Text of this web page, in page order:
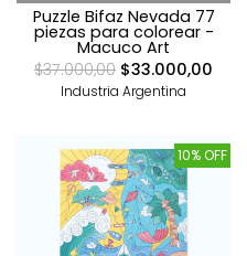
Puzzle Bifaz Nevada 77
piezas para colorear -
Macuco Art
$37.000,00 $33.000,00
Industria Argentina
10% OFF